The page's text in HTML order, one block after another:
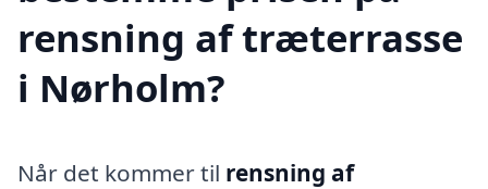
rensning af træterrasse
i Nørholm?
Når det kommer til rensning af